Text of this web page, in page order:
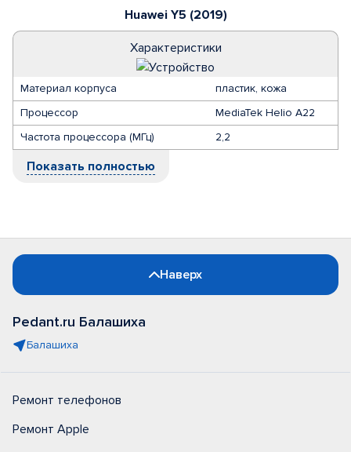
Huawei Y5 (2019)
Характеристики
Материал корпуса
пластик, кожа
Процессор
MediaTek Helio A22
Частота процессора (МГц)
2,2
Показать полностью
Наверх
Pedant.ru Балашиха
Балашиха
Ремонт телефонов
Ремонт Apple